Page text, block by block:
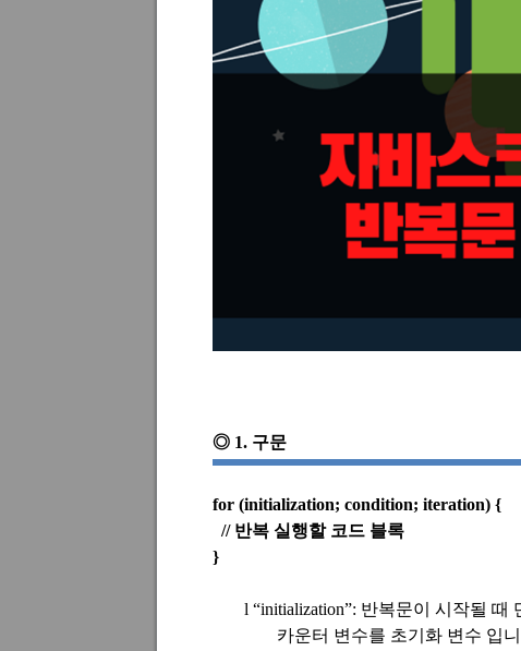
◎ 1. 구문
for (initialization; condition; iteration) {
// 반복 실행할 코드 블록
}
l “initialization”: 반복문이 시작될 때
카운터 변수를 초기화 변수 입